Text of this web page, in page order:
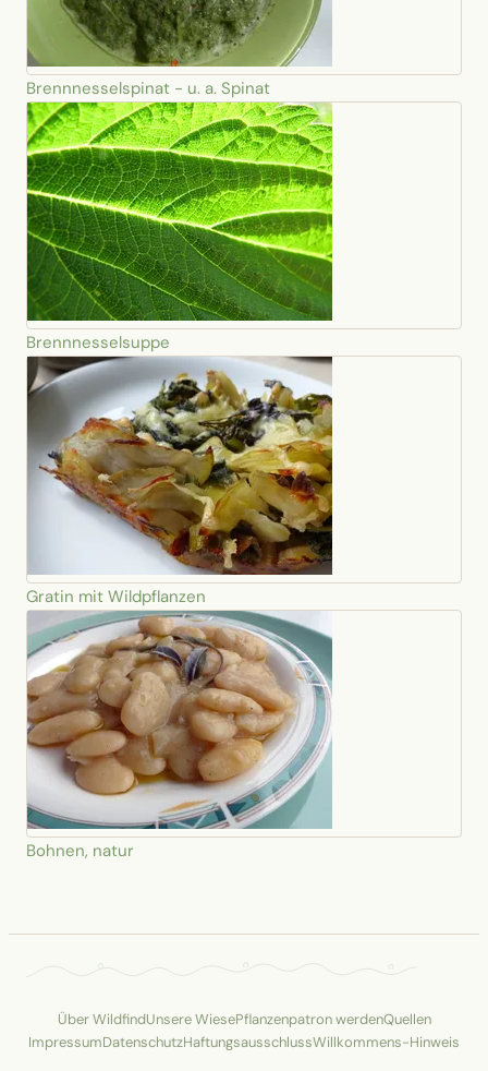
Brennnesselspinat - u. a. Spinat
Brennnesselsuppe
Gratin mit Wildpflanzen
Bohnen, natur
Über WildfindUnsere WiesePflanzenpatron werdenQuellen
ImpressumDatenschutzHaftungsausschlussWillkommens-Hinweis